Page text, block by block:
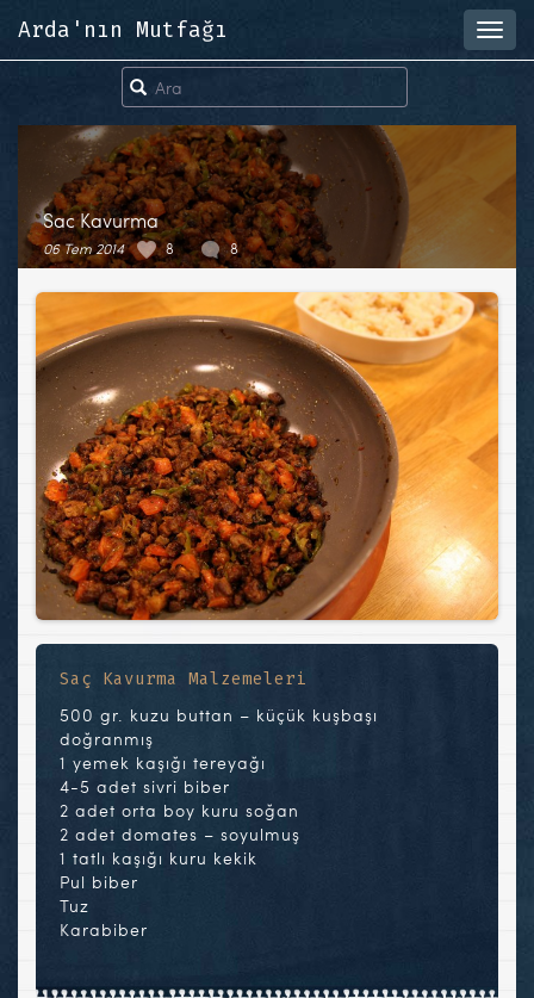
Arda'nın Mutfağı
Sac Kavurma
06 Tem 2014 8 8
Saç Kavurma Malzemeleri
500 gr. kuzu buttan – küçük kuşbaşı
doğranmış
1 yemek kaşığı tereyağı
4-5 adet sivri biber
2 adet orta boy kuru soğan
2 adet domates – soyulmuş
1 tatlı kaşığı kuru kekik
Pul biber
Tuz
Karabiber